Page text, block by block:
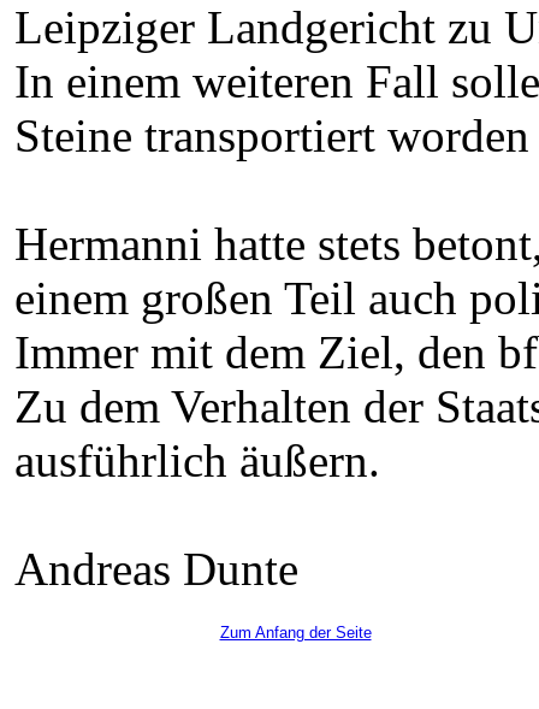
Leipziger Landgericht zu
In einem weiteren Fall
Steine transportiert
Hermanni hatte stets
einem großen Teil auch
Immer mit dem Ziel, den
Zu dem Verhalten der
ausführlich äußern.
Andreas Dunte
Zum Anfang der Seite